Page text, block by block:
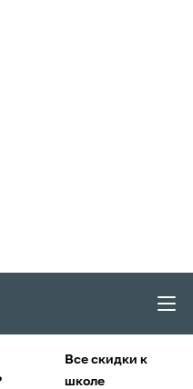
Все скидки к
школе